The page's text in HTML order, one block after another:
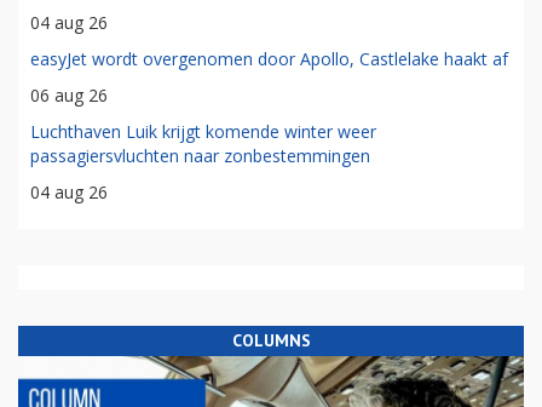
04 aug 26
easyJet wordt overgenomen door Apollo, Castlelake haakt af
06 aug 26
Luchthaven Luik krijgt komende winter weer
passagiersvluchten naar zonbestemmingen
04 aug 26
COLUMNS